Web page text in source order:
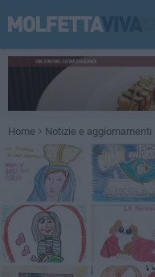
Home Notizie e aggiornamenti